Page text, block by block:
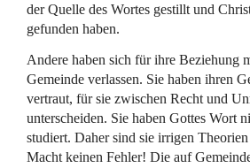
der Quelle des Wortes gestillt und
gefunden haben.
Andere haben sich für ihre Beziehung
Gemeinde verlassen. Sie haben ihren
vertraut, für sie zwischen Recht und
unterscheiden. Sie haben Gottes Wort
studiert. Daher sind sie irrigen Theorien
Macht keinen Fehler! Die auf